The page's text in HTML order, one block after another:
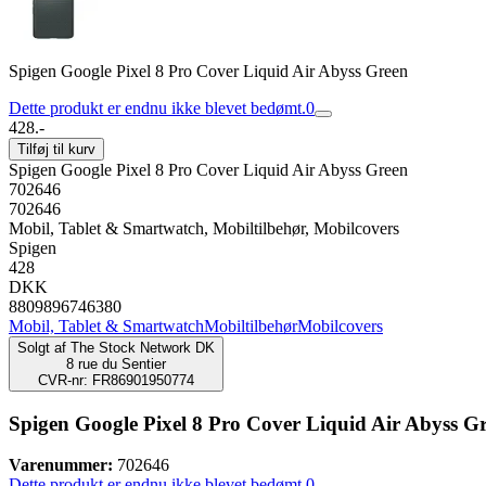
Spigen Google Pixel 8 Pro Cover Liquid Air Abyss Green
Dette produkt er endnu ikke blevet bedømt.0
428.-
Tilføj til kurv
Spigen Google Pixel 8 Pro Cover Liquid Air Abyss Green
702646
702646
Mobil, Tablet & Smartwatch, Mobiltilbehør, Mobilcovers
Spigen
428
DKK
8809896746380
Mobil, Tablet & SmartwatchMobiltilbehørMobilcovers
Solgt af The Stock Network DK
8 rue du Sentier
CVR-nr: FR86901950774
Spigen Google Pixel 8 Pro Cover Liquid Air Abyss
Varenummer: 702646